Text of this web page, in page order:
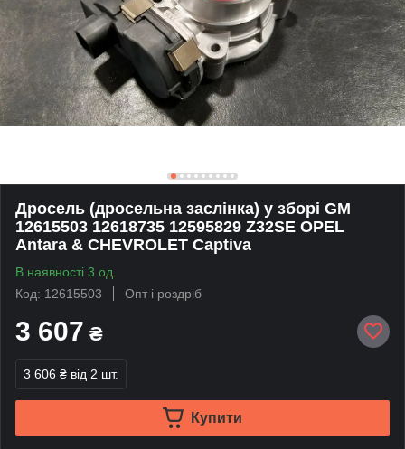
Дросель (дросельна заслінка) у зборі GM
12615503 12618735 12595829 Z32SE OPEL
Antara & CHEVROLET Captiva
В наявності 3 од.
Код: 12615503
Опт і роздріб
3 607 ₴
3 606 ₴ від 2 шт.
Купити